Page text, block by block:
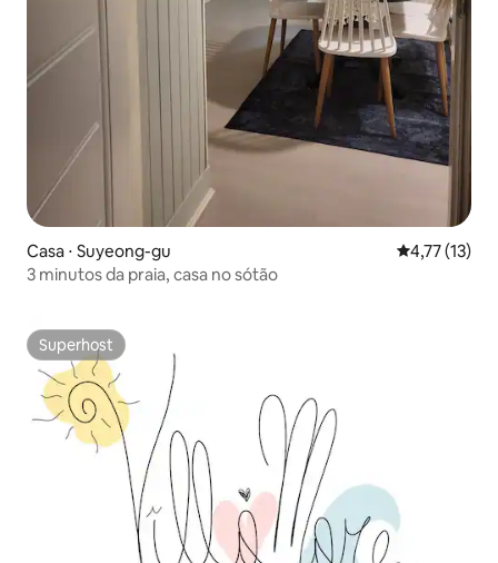
Casa ⋅ Suyeong-gu 4,77 de uma
4,77 (13)
3 minutos da praia, casa no sótão
Superhost
Superhost